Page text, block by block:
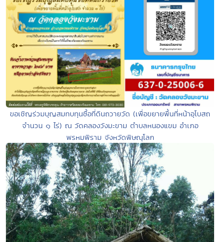
ขอเชิญร่วมบุญสมทบทุนซื้อที่ดินถวายวัด (เพื่อขยายพื้นที่หน้าอุโบสถ
จำนวน ๑ ไร่) ณ วัดคลองวังมะขาม ตำบลหนองแขม อำเภอ
พรหมพิราม จังหวัดพิษณุโลก